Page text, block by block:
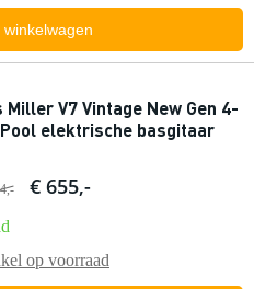
winkelwagen
V7 Vintage New Gen 4-
elektrische basgitaar
€ 655,-
op voorraad